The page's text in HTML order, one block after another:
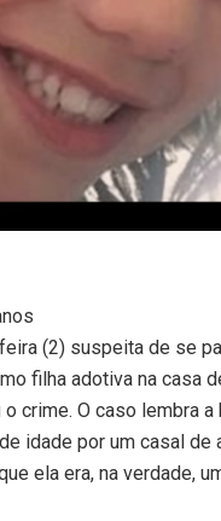
(2) suspeita de se
filha adotiva na casa
crime. O caso lembra
idade por um casal
ela era, na verdade,